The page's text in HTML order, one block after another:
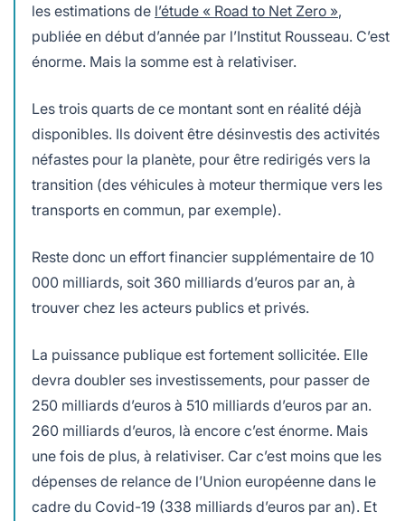
les estimations de l’étude « Road to Net Zero »,
publiée en début d’année par l’Institut Rousseau. C’est
énorme. Mais la somme est à relativiser.
Les trois quarts de ce montant sont en réalité déjà
disponibles. Ils doivent être désinvestis des activités
néfastes pour la planète, pour être redirigés vers la
transition (des véhicules à moteur thermique vers les
transports en commun, par exemple).
Reste donc un effort financier supplémentaire de 10
000 milliards, soit 360 milliards d’euros par an, à
trouver chez les acteurs publics et privés.
La puissance publique est fortement sollicitée. Elle
devra doubler ses investissements, pour passer de
250 milliards d’euros à 510 milliards d’euros par an.
260 milliards d’euros, là encore c’est énorme. Mais
une fois de plus, à relativiser. Car c’est moins que les
dépenses de relance de l’Union européenne dans le
cadre du Covid-19 (338 milliards d’euros par an). Et